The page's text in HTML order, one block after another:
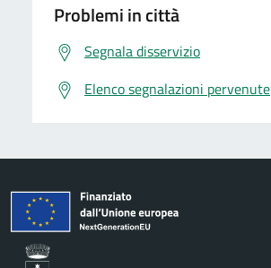
Problemi in città
Segnala disservizio
Elenco segnalazioni pervenute